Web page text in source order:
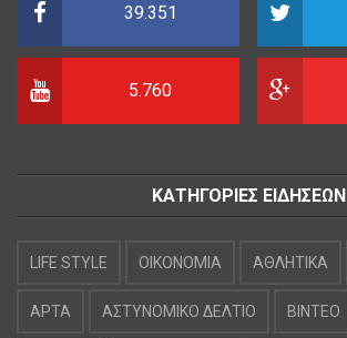
39.351
5.760
ΚΑΤΗΓΟΡΙΕΣ ΕΙΔΗΣΕΩΝ
LIFE STYLE OIKONOMIA ΑΘΛΗΤΙΚΑ
ΑΡΤΑ ΑΣΤΥΝΟΜΙΚΟ ΔΕΛΤΙΟ ΒΙΝΤΕΟ